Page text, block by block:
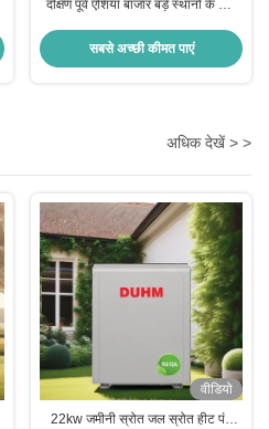
दक्षिण पूर्व एशिया बाजार बड़े स्थानों के लिए
नाली
सबसे अच्छी कीमत पाएं
अधिक देखें > >
वीडियो
22kw जमीनी स्रोत जल स्रोत हीट पंप